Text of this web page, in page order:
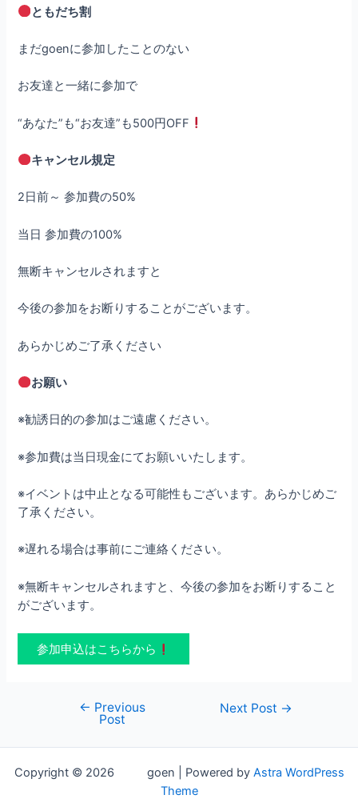
ともだち割
まだgoenに参加したことのない
お友達と一緒に参加で
“あなた”も“お友達”も500円OFF
キャンセル規定
2日前～ 参加費の50%
当日 参加費の100%
無断キャンセルされますと
今後の参加をお断りすることがございます。
あらかじめご了承ください
お願い
※勧誘日的の参加はご遠慮ください。
※参加費は当日現金にてお願いいたします。
※イベントは中止となる可能性もございます。あらかじめご
了承ください。
※遅れる場合は事前にご連絡ください。
※無断キャンセルされますと、今後の参加をお断りすること
がございます。
参加申込はこちらから
navigation
← Previous
Post
Next Post →
Copyright © 2026 goen | Powered by Astra WordPress
Theme